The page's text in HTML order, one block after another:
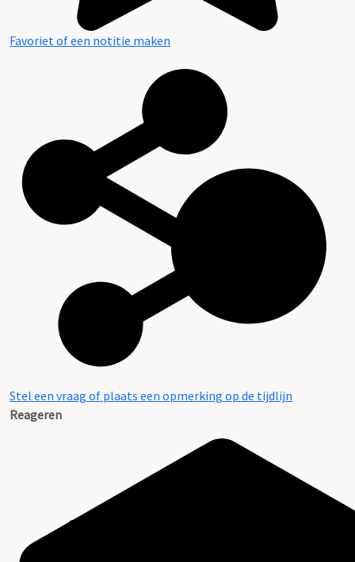
Favoriet of een notitie maken
Stel een vraag of plaats een opmerking op de tijdlijn
Reageren